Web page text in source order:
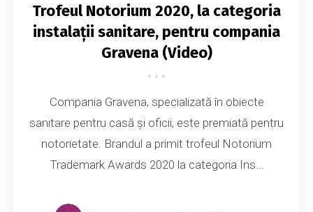
Trofeul Notorium 2020, la categoria
instalații sanitare, pentru compania
Gravena (Video)
Compania Gravena, specializată în obiecte
sanitare pentru casă și oficii, este premiată pentru
notorietate. Brandul a primit trofeul Notorium
Trademark Awards 2020 la categoria Ins...